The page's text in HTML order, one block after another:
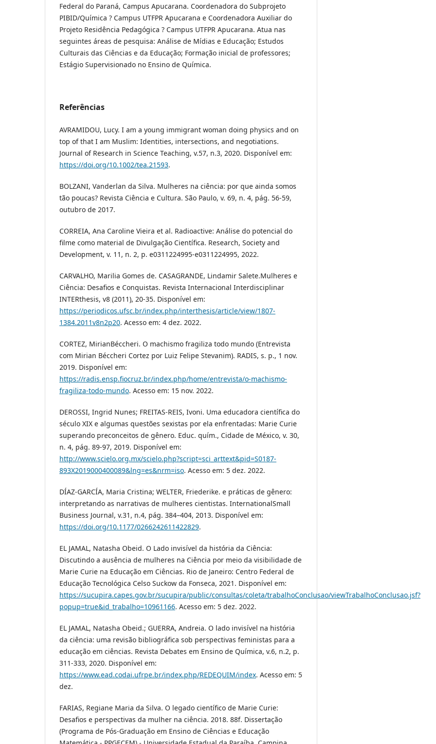
Federal do Paraná, Campus Apucarana. Coordenadora do Subprojeto
PIBID/Química ? Campus UTFPR Apucarana e Coordenadora Auxiliar do
Projeto Residência Pedagógica ? Campus UTFPR Apucarana. Atua nas
seguintes áreas de pesquisa: Análise de Mídias e Educação; Estudos
Culturais das Ciências e da Educação; Formação inicial de professores;
Estágio Supervisionado no Ensino de Química.
Referências
AVRAMIDOU, Lucy. I am a young immigrant woman doing physics and on
top of that I am Muslim: Identities, intersections, and negotiations.
Journal of Research in Science Teaching, v.57, n.3, 2020. Disponível em:
https://doi.org/10.1002/tea.21593.
BOLZANI, Vanderlan da Silva. Mulheres na ciência: por que ainda somos
tão poucas? Revista Ciência e Cultura. São Paulo, v. 69, n. 4, pág. 56-59,
outubro de 2017.
CORREIA, Ana Caroline Vieira et al. Radioactive: Análise do potencial do
filme como material de Divulgação Científica. Research, Society and
Development, v. 11, n. 2, p. e0311224995-e0311224995, 2022.
CARVALHO, Marilia Gomes de. CASAGRANDE, Lindamir Salete.Mulheres e
Ciência: Desafios e Conquistas. Revista Internacional Interdisciplinar
INTERthesis, v8 (2011), 20-35. Disponível em:
https://periodicos.ufsc.br/index.php/interthesis/article/view/1807-
1384.2011v8n2p20. Acesso em: 4 dez. 2022.
CORTEZ, MirianBéccheri. O machismo fragiliza todo mundo (Entrevista
com Mirian Béccheri Cortez por Luiz Felipe Stevanim). RADIS, s. p., 1 nov.
2019. Disponível em:
https://radis.ensp.fiocruz.br/index.php/home/entrevista/o-machismo-
fragiliza-todo-mundo. Acesso em: 15 nov. 2022.
DEROSSI, Ingrid Nunes; FREITAS-REIS, Ivoni. Uma educadora científica do
século XIX e algumas questões sexistas por ela enfrentadas: Marie Curie
superando preconceitos de gênero. Educ. quím., Cidade de México, v. 30,
n. 4, pág. 89-97, 2019. Disponível em:
http://www.scielo.org.mx/scielo.php?script=sci_arttext&pid=S0187-
893X2019000400089&lng=es&nrm=iso. Acesso em: 5 dez. 2022.
DÍAZ-GARCÍA, Maria Cristina; WELTER, Friederike. e práticas de gênero:
interpretando as narrativas de mulheres cientistas. InternationalSmall
Business Journal, v.31, n.4, pág. 384–404, 2013. Disponível em:
https://doi.org/10.1177/0266242611422829.
EL JAMAL, Natasha Obeid. O Lado invisível da história da Ciência:
Discutindo a ausência de mulheres na Ciência por meio da visibilidade de
Marie Curie na Educação em Ciências. Rio de Janeiro: Centro Federal de
Educação Tecnológica Celso Suckow da Fonseca, 2021. Disponível em:
https://sucupira.capes.gov.br/sucupira/public/consultas/coleta/trabalhoConclusao/viewTrabalhoConclusao.jsf?
popup=true&id_trabalho=10961166. Acesso em: 5 dez. 2022.
EL JAMAL, Natasha Obeid.; GUERRA, Andreia. O lado invisível na história
da ciência: uma revisão bibliográfica sob perspectivas feministas para a
educação em ciências. Revista Debates em Ensino de Química, v.6, n.2, p.
311-333, 2020. Disponível em:
https://www.ead.codai.ufrpe.br/index.php/REDEQUIM/index. Acesso em: 5
dez.
FARIAS, Regiane Maria da Silva. O legado científico de Marie Curie:
Desafios e perspectivas da mulher na ciência. 2018. 88f. Dissertação
(Programa de Pós-Graduação em Ensino de Ciências e Educação